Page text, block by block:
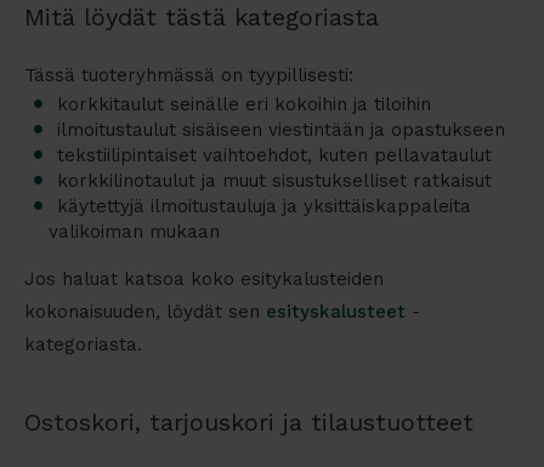
Mitä löydät tästä kategoriasta
Tässä tuoteryhmässä on tyypillisesti:
korkkitaulut seinälle eri kokoihin ja tiloihin
ilmoitustaulut sisäiseen viestintään ja opastukseen
tekstiilipintaiset vaihtoehdot, kuten pellavataulut
korkkilinotaulut ja muut sisustukselliset ratkaisut
käytettyjä ilmoitustauluja ja yksittäiskappaleita
valikoiman mukaan
Jos haluat katsoa koko esitykalusteiden
kokonaisuuden, löydät sen esityskalusteet -
kategoriasta.
Ostoskori, tarjouskori ja tilaustuotteet